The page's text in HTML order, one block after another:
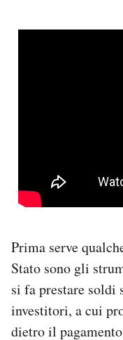
Prima serve
Stato sono gli
si fa prestare
investitori, a cui
dietro il